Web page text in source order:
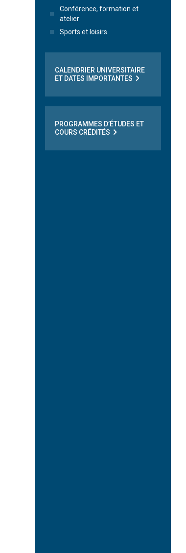
Conférence, formation et
atelier
Sports et loisirs
CALENDRIER UNIVERSITAIRE
ET DATES IMPORTANTES
PROGRAMMES D’ÉTUDES ET
COURS CRÉDITÉS